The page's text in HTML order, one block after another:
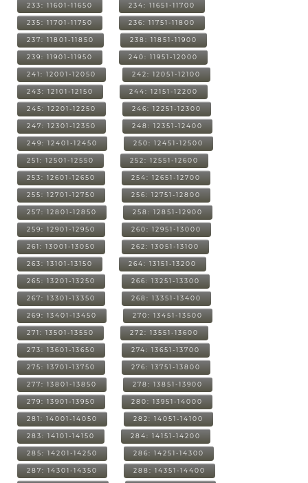
233: 11601-11650 234: 11651-11700
235: 11701-11750 236: 11751-11800
237: 11801-11850 238: 11851-11900
239: 11901-11950 240: 11951-12000
241: 12001-12050 242: 12051-12100
243: 12101-12150 244: 12151-12200
245: 12201-12250 246: 12251-12300
247: 12301-12350 248: 12351-12400
249: 12401-12450 250: 12451-12500
251: 12501-12550 252: 12551-12600
253: 12601-12650 254: 12651-12700
255: 12701-12750 256: 12751-12800
257: 12801-12850 258: 12851-12900
259: 12901-12950 260: 12951-13000
261: 13001-13050 262: 13051-13100
263: 13101-13150 264: 13151-13200
265: 13201-13250 266: 13251-13300
267: 13301-13350 268: 13351-13400
269: 13401-13450 270: 13451-13500
271: 13501-13550 272: 13551-13600
273: 13601-13650 274: 13651-13700
275: 13701-13750 276: 13751-13800
277: 13801-13850 278: 13851-13900
279: 13901-13950 280: 13951-14000
281: 14001-14050 282: 14051-14100
283: 14101-14150 284: 14151-14200
285: 14201-14250 286: 14251-14300
287: 14301-14350 288: 14351-14400